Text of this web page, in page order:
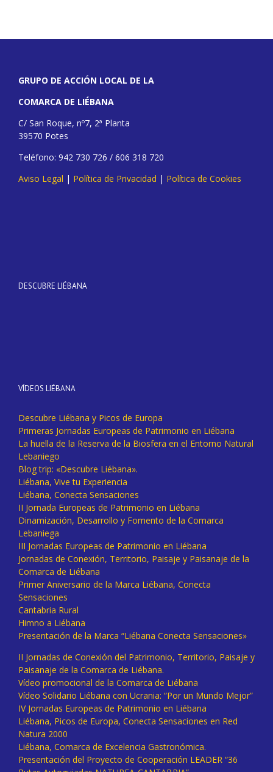
GRUPO DE ACCIÓN LOCAL DE LA
COMARCA DE LIÉBANA
C/ San Roque, nº7, 2ª Planta
39570 Potes
Teléfono: 942 730 726 / 606 318 720
Aviso Legal | Política de Privacidad | Política de Cookies
DESCUBRE LIÉBANA
VÍDEOS LIÉBANA
Descubre Liébana y Picos de Europa
Primeras Jornadas Europeas de Patrimonio en Liébana
La huella de la Reserva de la Biosfera en el Entorno Natural
Lebaniego
Blog trip: «Descubre Liébana».
Liébana, Vive tu Experiencia
Liébana, Conecta Sensaciones
II Jornada Europeas de Patrimonio en Liébana
Dinamización, Desarrollo y Fomento de la Comarca
Lebaniega
III Jornadas Europeas de Patrimonio en Liébana
Jornadas de Conexión, Territorio, Paisaje y Paisanaje de la
Comarca de Liébana
Primer Aniversario de la Marca Liébana, Conecta
Sensaciones
Cantabria Rural
Himno a Liébana
Presentación de la Marca “Liébana Conecta Sensaciones»
II Jornadas de Conexión del Patrimonio, Territorio, Paisaje y
Paisanaje de la Comarca de Liébana.
Vídeo promocional de la Comarca de Liébana
Vídeo Solidario Liébana con Ucrania: “Por un Mundo Mejor”
IV Jornadas Europeas de Patrimonio en Liébana
Liébana, Picos de Europa, Conecta Sensaciones en Red
Natura 2000
Liébana, Comarca de Excelencia Gastronómica.
Presentación del Proyecto de Cooperación LEADER “36